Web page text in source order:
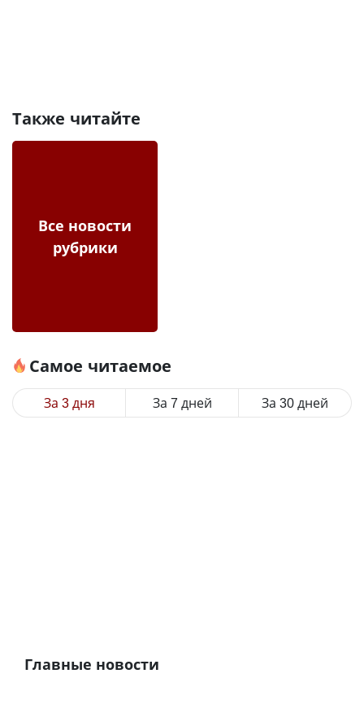
Также читайте
Все новости
рубрики
Самое читаемое
За 3 дня За 7 дней За 30 дней
Главные новости